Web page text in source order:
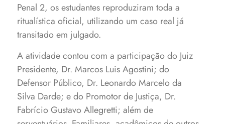
Penal 2, os estudantes reproduziram toda a
ritualística oficial, utilizando um caso real já
transitado em julgado.
A atividade contou com a participação do Juiz
Presidente, Dr. Marcos Luis Agostini; do
Defensor Público, Dr. Leonardo Marcelo da
Silva Darde; e do Promotor de Justiça, Dr.
Fabrício Gustavo Allegretti; além de